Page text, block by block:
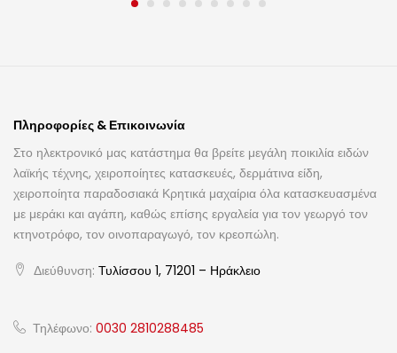
Πληροφορίες & Επικοινωνία
Στο ηλεκτρονικό μας κατάστημα θα βρείτε μεγάλη ποικιλία ειδών
λαϊκής τέχνης, χειροποίητες κατασκευές, δερμάτινα είδη,
χειροποίητα παραδοσιακά Κρητικά μαχαίρια όλα κατασκευασμένα
με μεράκι και αγάπη, καθώς επίσης εργαλεία για τον γεωργό τον
κτηνοτρόφο, τον οινοπαραγωγό, τον κρεοπώλη.
Διεύθυνση: Τυλίσσου 1, 71201 – Ηράκλειο
Τηλέφωνο: 0030 2810288485